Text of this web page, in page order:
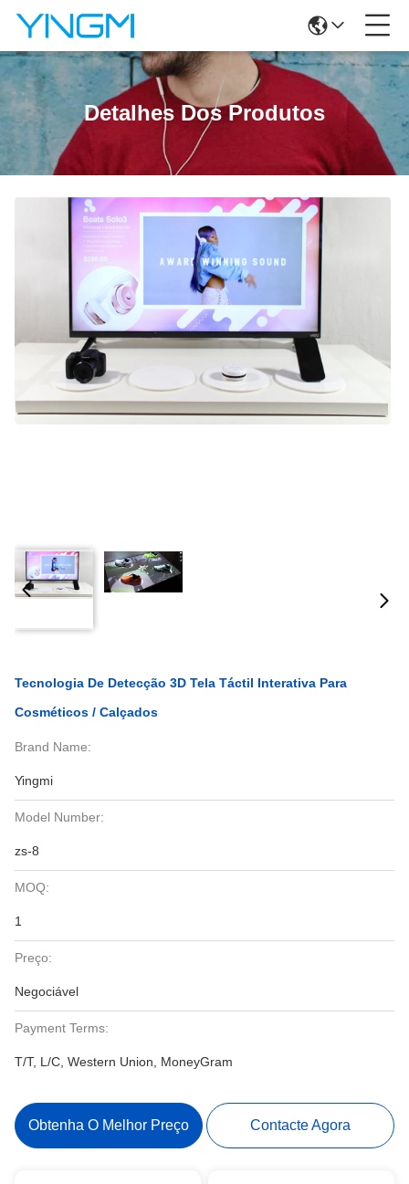
Detalhes Dos Produtos
Tecnologia De Detecção 3D Tela Táctil Interativa Para
Cosméticos / Calçados
Brand Name:
Yingmi
Model Number:
zs-8
MOQ:
1
Preço:
Negociável
Payment Terms:
T/T, L/C, Western Union, MoneyGram
Obtenha O Melhor Preço Contacte Agora